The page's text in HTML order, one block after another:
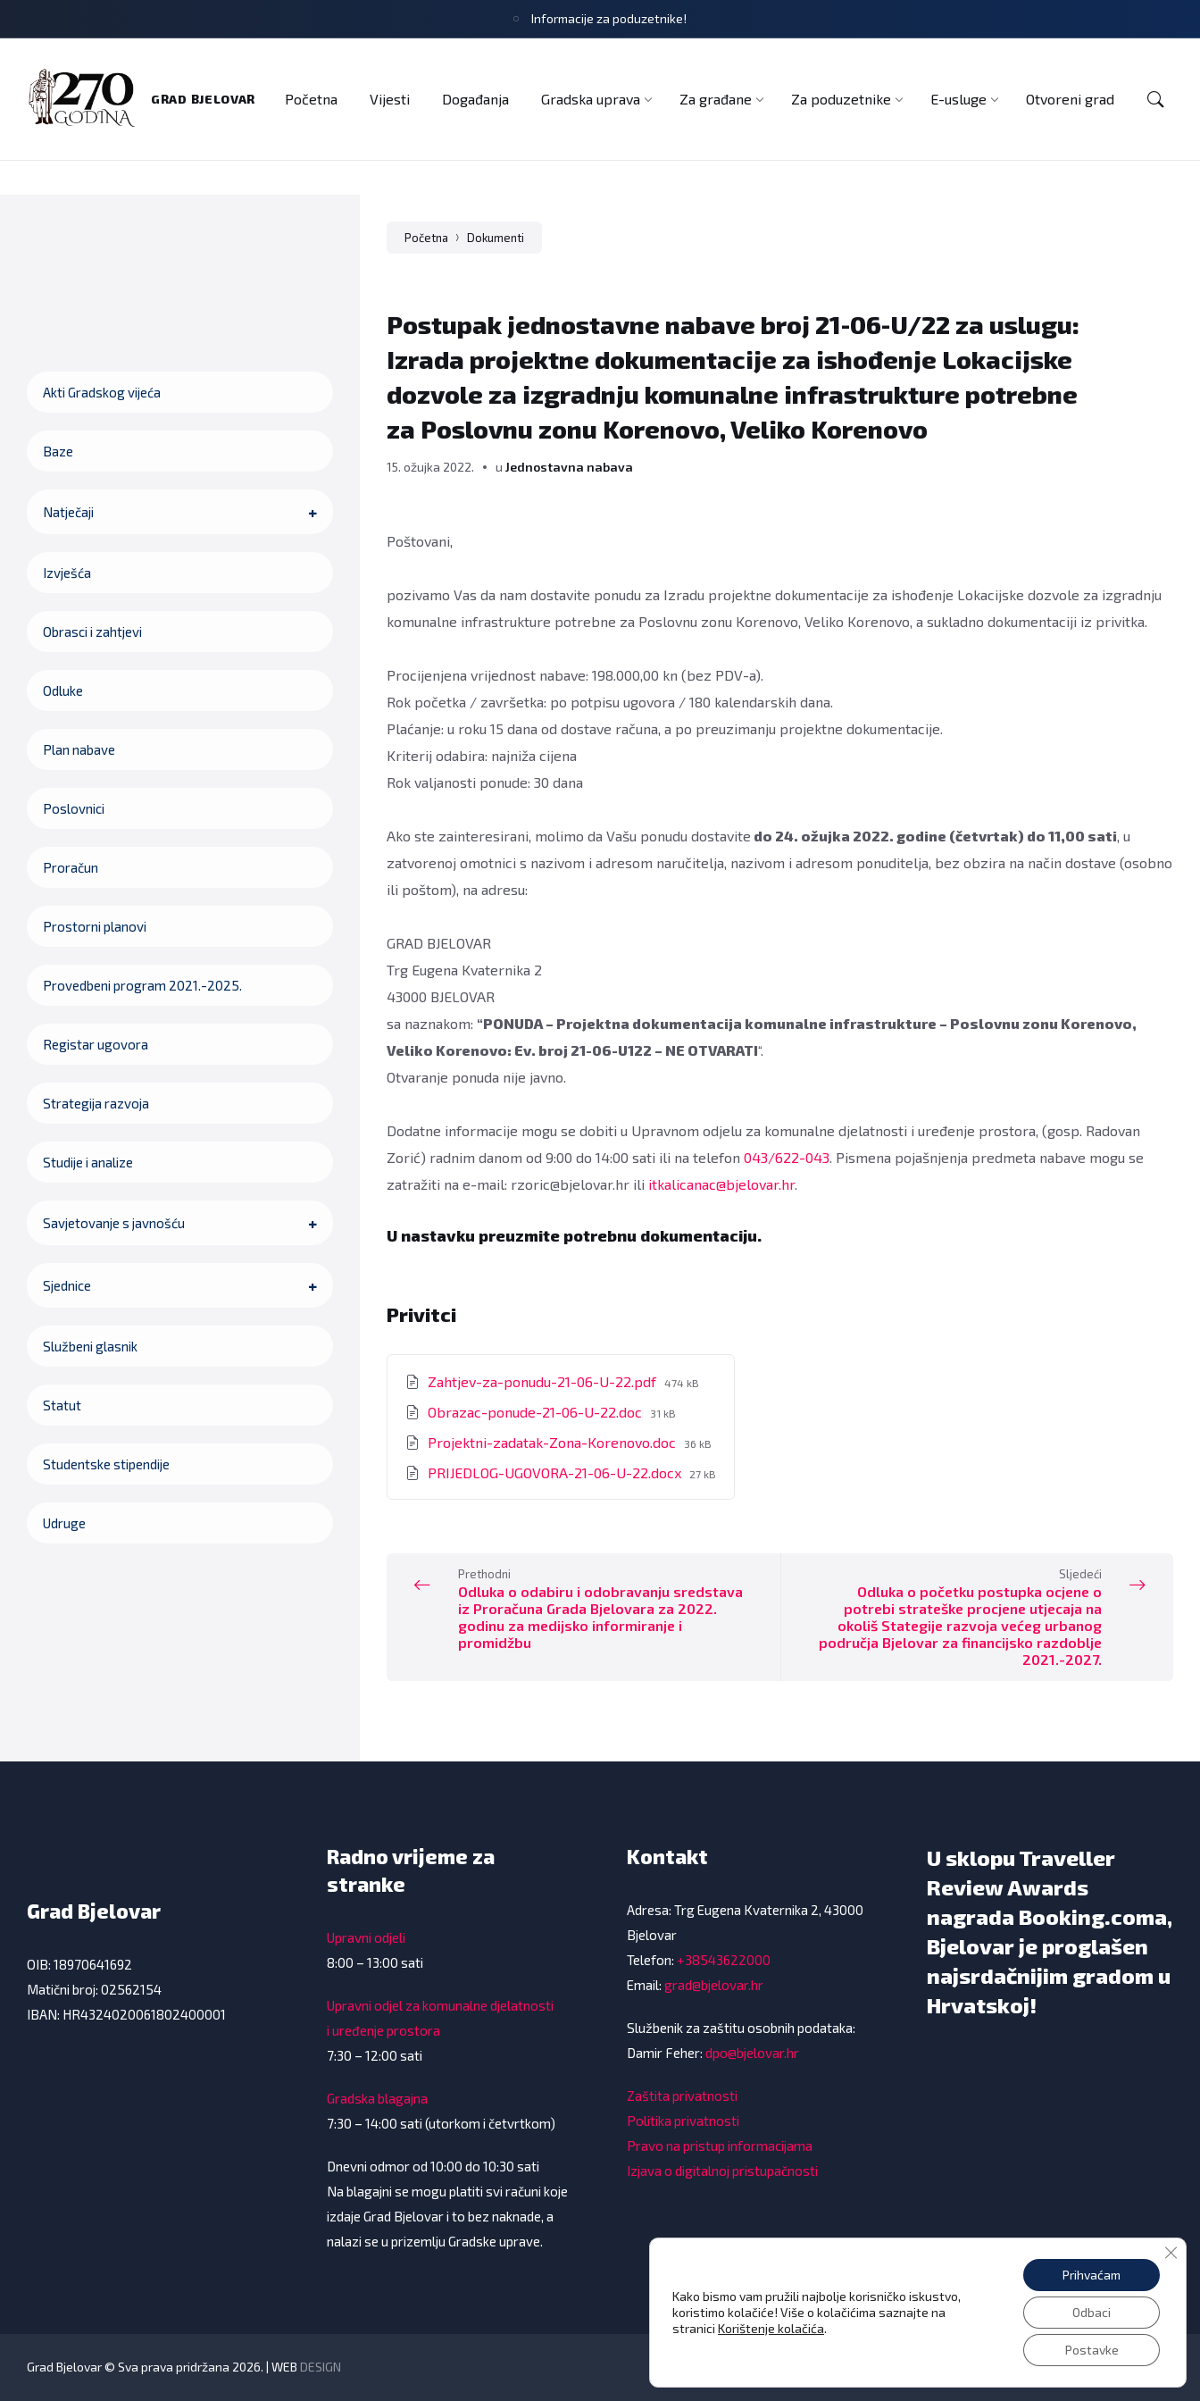
Informacije za poduzetnike!
GRAD BJELOVAR Početna Vijesti Događanja Gradska uprava Za građane Za poduzetnike E-usluge Otvoreni grad
Početna Dokumenti
Postupak jednostavne nabave broj 21-06-U/22 za uslugu:
Izrada projektne dokumentacije za ishođenje Lokacijske
dozvole za izgradnju komunalne infrastrukture potrebne
za Poslovnu zonu Korenovo, Veliko Korenovo
15. ožujka 2022. uJednostavna nabava
Poštovani,
pozivamo Vas da nam dostavite ponudu za Izradu projektne dokumentacije za ishođenje Lokacijske dozvole za izgradnju
komunalne infrastrukture potrebne za Poslovnu zonu Korenovo, Veliko Korenovo, a sukladno dokumentaciji iz privitka.
Procijenjena vrijednost nabave: 198.000,00 kn (bez PDV-a).
Rok početka / završetka: po potpisu ugovora / 180 kalendarskih dana.
Plaćanje: u roku 15 dana od dostave računa, a po preuzimanju projektne dokumentacije.
Kriterij odabira: najniža cijena
Rok valjanosti ponude: 30 dana
Ako ste zainteresirani, molimo da Vašu ponudu dostavite do 24. ožujka 2022. godine (četvrtak) do 11,00 sati, u
zatvorenoj omotnici s nazivom i adresom naručitelja, nazivom i adresom ponuditelja, bez obzira na način dostave (osobno
ili poštom), na adresu:
GRAD BJELOVAR
Trg Eugena Kvaternika 2
43000 BJELOVAR
sa naznakom: “PONUDA – Projektna dokumentacija komunalne infrastrukture – Poslovnu zonu Korenovo,
Veliko Korenovo: Ev. broj 21-06-U122 – NE OTVARATI“.
Otvaranje ponuda nije javno.
Dodatne informacije mogu se dobiti u Upravnom odjelu za komunalne djelatnosti i uređenje prostora, (gosp. Radovan
Zorić) radnim danom od 9:00 do 14:00 sati ili na telefon043/622-043. Pismena pojašnjenja predmeta nabave mogu se
zatražiti na e-mail: rzoric@bjelovar.hr ili itkalicanac@bjelovar.hr.
U nastavku preuzmite potrebnu dokumentaciju.
Privitci
Zahtjev-za-ponudu-21-06-U-22.pdf File
474 kB
Obrazac-ponude-21-06-U-22.doc File
31 kB
Projektni-zadatak-Zona-Korenovo.doc File
36 kB
PRIJEDLOG-UGOVORA-21-06-U-22.docx File
27 kB
Prethodni
Odluka o odabiru i odobravanju sredstava
iz Proračuna Grada Bjelovara za 2022.
godinu za medijsko informiranje i
promidžbu
Sljedeći
Odluka o početku postupka ocjene o
potrebi strateške procjene utjecaja na
okoliš Stategije razvoja većeg urbanog
područja Bjelovar za financijsko razdoblje
2021.-2027.
Akti Gradskog vijeća
Baze
Natječaji
Izvješća
Obrasci i zahtjevi
Odluke
Plan nabave
Poslovnici
Proračun
Prostorni planovi
Provedbeni program 2021.-2025.
Registar ugovora
Strategija razvoja
Studije i analize
Savjetovanje s javnošću
Sjednice
Službeni glasnik
Statut
Studentske stipendije
Udruge
Grad Bjelovar
OIB: 18970641692
Matični broj: 02562154
IBAN: HR4324020061802400001
Radno vrijeme za
stranke
Upravni odjeli
8:00 – 13:00 sati
Upravni odjel za komunalne djelatnosti
i uređenje prostora
7:30 – 12:00 sati
Gradska blagajna
7:30 – 14:00 sati (utorkom i četvrtkom)
Dnevni odmor od 10:00 do 10:30 sati
Na blagajni se mogu platiti svi računi koje
izdaje Grad Bjelovar i to bez naknade, a
nalazi se u prizemlju Gradske uprave.
Kontakt
Adresa: Trg Eugena Kvaternika 2, 43000
Bjelovar
Telefon: +38543622000
Email: grad@bjelovar.hr
Službenik za zaštitu osobnih podataka:
Damir Feher: dpo@bjelovar.hr
Zaštita privatnosti
Politika privatnosti
Pravo na pristup informacijama
Izjava o digitalnoj pristupačnosti
U sklopu Traveller
Review Awards
nagrada Booking.coma,
Bjelovar je proglašen
najsrdačnijim gradom u
Hrvatskoj!
Grad Bjelovar © Sva prava pridržana 2026. | WEB DESIGN
Kako bismo vam pružili najbolje korisničko iskustvo,
koristimo kolačiće! Više o kolačićima saznajte na
stranici Korištenje kolačića.
Prihvaćam
Odbaci
Postavke